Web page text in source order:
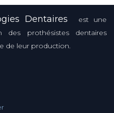
Dentaires
est une
prothésistes dentaires
de leur production.